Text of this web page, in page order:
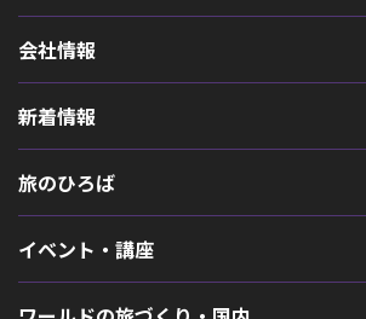
会社情報
新着情報
旅のひろば
イベント・講座